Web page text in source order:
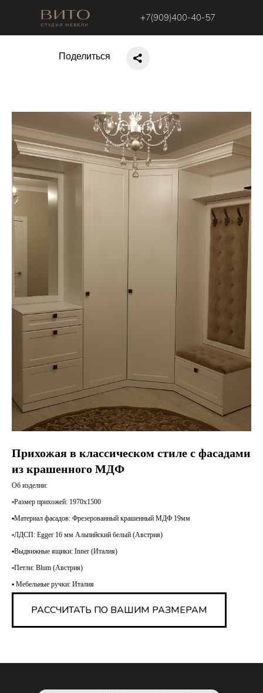
+7(909)400-40-57
Поделиться
Прихожая в классическом стиле с фасадами
из крашенного МДФ
Об изделии:
▫️Размер прихожей: 1970х1500
▪️Материал фасадов: Фрезерованный крашенный МДФ 19мм
▫️ЛДСП: Egger 16 мм Альпийский белый (Австрия)
▪️Выдвижные ящики: Inner (Италия)
▫️Петли: Blum (Австрия)
▪️ Мебельные ручки: Италия
РАССЧИТАТЬ ПО ВАШИМ РАЗМЕРАМ